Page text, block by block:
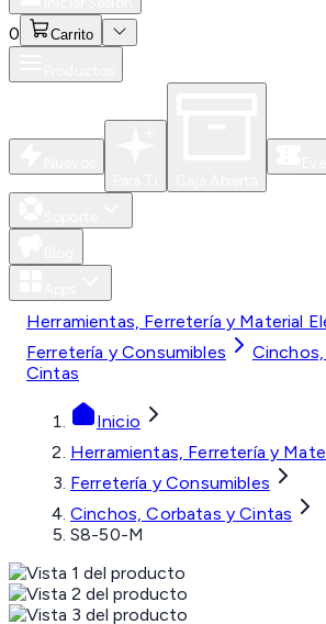
0 Carrito
Herramientas, Ferretería y Material
Ferretería y Consumibles
Cintas
Inicio
Herramientas, Ferretería y
Ferretería y Consumibles
Cinchos, Corbatas y Cintas
S8-50-M